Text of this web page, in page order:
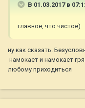
В 01.03.2017 в
главное, что чистое)
ну как сказать.
намокает и намокает
любому приходиться